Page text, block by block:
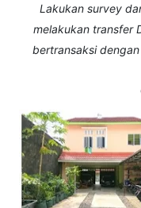
Lakukan survey
melakukan transfer
bertransaksi